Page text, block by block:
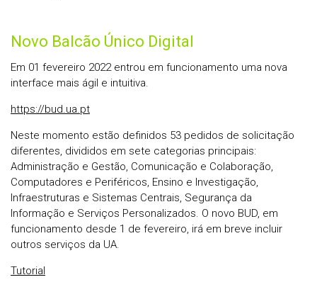
Novo Balcão Único Digital
Em 01 fevereiro 2022 entrou em funcionamento uma nova
interface mais ágil e intuitiva.
https://bud.ua.pt
Neste momento estão definidos 53 pedidos de solicitação
diferentes, divididos em sete categorias principais:
Administração e Gestão, Comunicação e Colaboração,
Computadores e Periféricos, Ensino e Investigação,
Infraestruturas e Sistemas Centrais, Segurança da
Informação e Serviços Personalizados. O novo BUD, em
funcionamento desde 1 de fevereiro, irá em breve incluir
outros serviços da UA.
Tutorial